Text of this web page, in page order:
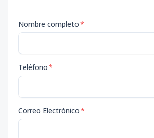
Nombre completo*
Teléfono*
Correo Electrónico*